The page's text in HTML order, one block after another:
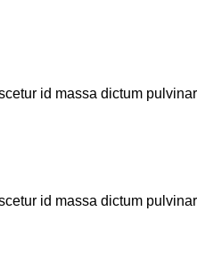
id massa dictum
id massa dictum